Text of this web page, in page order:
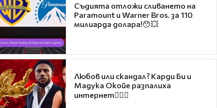
Съдията отложи сливането на
Paramount и Warner Bros. за 110
милиарда долара!😯💥
Любов или скандал? Карди Би и
Мадука Окойе разпалиха
интернет❤️‍🔥🔥